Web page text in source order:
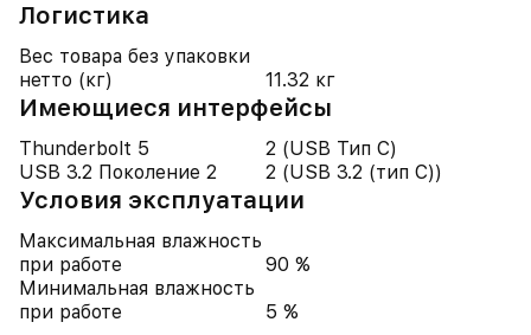
Логистика
Вес товара без упаковки
нетто (кг)
11.32 кг
Имеющиеся интерфейсы
Thunderbolt 5
2 (USB Тип C)
USB 3.2 Поколение 2
2 (USB 3.2 (тип C))
Условия эксплуатации
Максимальная влажность
при работе
90 %
Минимальная влажность
при работе
5 %